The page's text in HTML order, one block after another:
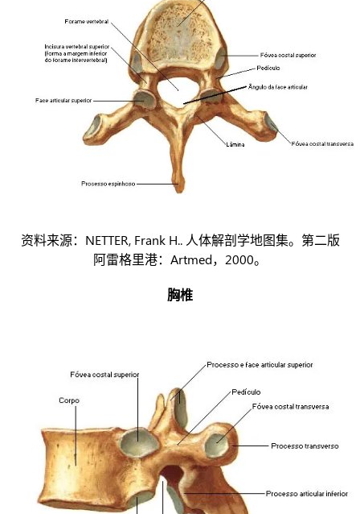
资料来源：NETTER, Frank H.. 人体解剖学地图集。第二版
阿雷格里港：Artmed，2000。
胸椎